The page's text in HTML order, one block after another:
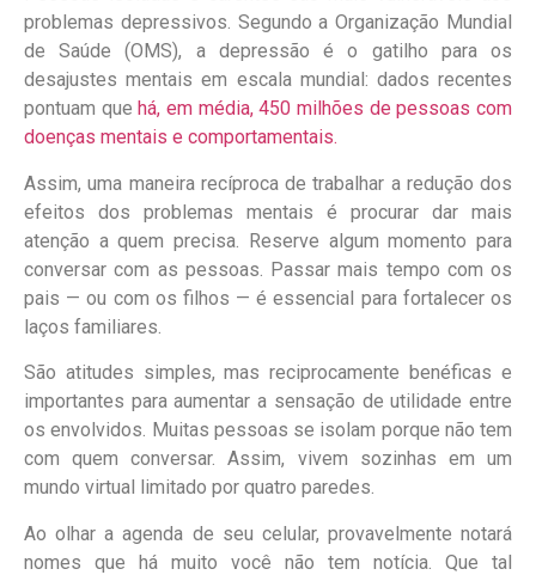
problemas depressivos. Segundo a Organização Mundial
de Saúde (OMS), a depressão é o gatilho para os
desajustes mentais em escala mundial: dados recentes
pontuam que há, em média, 450 milhões de pessoas com
doenças mentais e comportamentais.
Assim, uma maneira recíproca de trabalhar a redução dos
efeitos dos problemas mentais é procurar dar mais
atenção a quem precisa. Reserve algum momento para
conversar com as pessoas. Passar mais tempo com os
pais — ou com os filhos — é essencial para fortalecer os
laços familiares.
São atitudes simples, mas reciprocamente benéficas e
importantes para aumentar a sensação de utilidade entre
os envolvidos. Muitas pessoas se isolam porque não tem
com quem conversar. Assim, vivem sozinhas em um
mundo virtual limitado por quatro paredes.
Ao olhar a agenda de seu celular, provavelmente notará
nomes que há muito você não tem notícia. Que tal